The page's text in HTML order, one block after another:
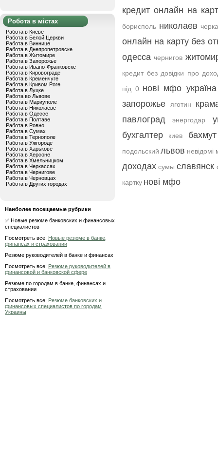
Робота в містах
Работа в Киеве
Работа в Белой Церкви
Работа в Виннице
Работа в Днепропетровске
Работа в Житомире
Работа в Запорожье
Работа в Ивано-Франковске
Работа в Кировограде
Работа в Кременчуге
Работа в Кривом Роге
Работа в Луцке
Работа во Львове
Работа в Мариуполе
Работа в Николаеве
Работа в Одессе
Работа в Полтаве
Работа в Ровно
Работа в Сумах
Работа в Тернополе
Работа в Ужгороде
Работа в Харькове
Работа в Херсоне
Работа в Хмельницком
Работа в Черкассах
Работа в Чернигове
Работа в Черновцах
Работа в Других городах
Наиболее посещаемые рубрики
✅ Новые резюме банковских и финансовых
специалистов
Посмотреть все: Новые резюме в банке,
финансах и страховании
Резюме руководителей в банке и финансах
Посмотреть все: Резюме руководителей в
финансовой и банковской сфере
Резюме по городам в банке, финансах и
страховании
Посмотреть все: Резюме банковских и
финансовых специалистов по городам
Украины
кредит онлайн на
борисполь николаев
онлайн на карту без
одесса чернигов
кредит без довідки про
під 0 нові мфо україна
запорожье
яготин
павлоград
энергодар
бухгалтер
киев бахмут
подольский львов
доходах сумы славянск
картку нові мфо